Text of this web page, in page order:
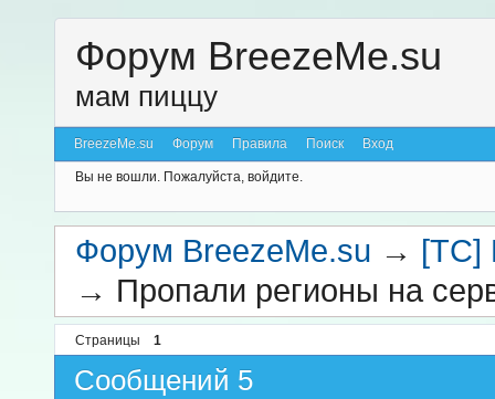
Форум BreezeMe.su
мам пиццу
BreezeMe.su Форум Правила Поиск Вход
Вы не вошли. Пожалуйста, войдите.
Форум BreezeMe.su → [TC]
→ Пропали регионы на
Страницы 1
Сообщений 5